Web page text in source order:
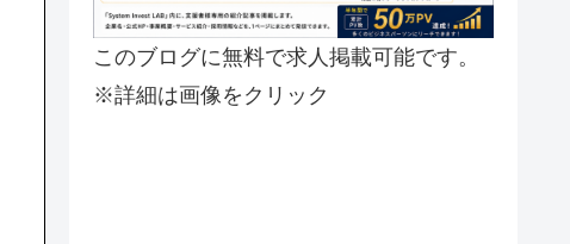
このブログに無料で求人掲載可能です。
※詳細は画像をクリック